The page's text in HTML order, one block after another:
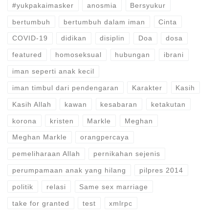
#yukpakaimasker anosmia Bersyukur
bertumbuh bertumbuh dalam iman Cinta
COVID-19 didikan disiplin Doa dosa
featured homoseksual hubungan ibrani
iman seperti anak kecil
iman timbul dari pendengaran Karakter Kasih
Kasih Allah kawan kesabaran ketakutan
korona kristen Markle Meghan
Meghan Markle orangpercaya
pemeliharaan Allah pernikahan sejenis
perumpamaan anak yang hilang pilpres 2014
politik relasi Same sex marriage
take for granted test xmlrpc